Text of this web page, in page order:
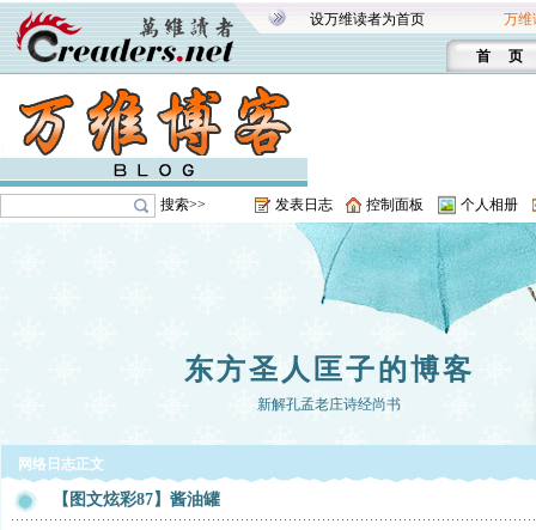
设万维读者为首页 万维
首 页
搜索>> 发表日志 控制面板 个人相册
东方圣人匡子的博客
新解孔孟老庄诗经尚书
网络日志正文
【图文炫彩87】酱油罐